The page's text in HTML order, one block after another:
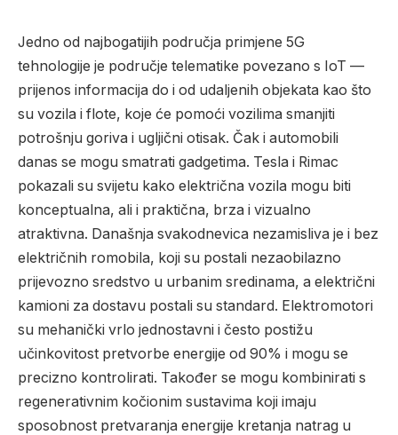
Jedno od najbogatijih područja primjene 5G
tehnologije je područje telematike povezano s IoT —
prijenos informacija do i od udaljenih objekata kao što
su vozila i flote, koje će pomoći vozilima smanjiti
potrošnju goriva i ugljični otisak. Čak i automobili
danas se mogu smatrati gadgetima. Tesla i Rimac
pokazali su svijetu kako električna vozila mogu biti
konceptualna, ali i praktična, brza i vizualno
atraktivna. Današnja svakodnevica nezamisliva je i bez
električnih romobila, koji su postali nezaobilazno
prijevozno sredstvo u urbanim sredinama, a električni
kamioni za dostavu postali su standard. Elektromotori
su mehanički vrlo jednostavni i često postižu
učinkovitost pretvorbe energije od 90% i mogu se
precizno kontrolirati. Također se mogu kombinirati s
regenerativnim kočionim sustavima koji imaju
sposobnost pretvaranja energije kretanja natrag u